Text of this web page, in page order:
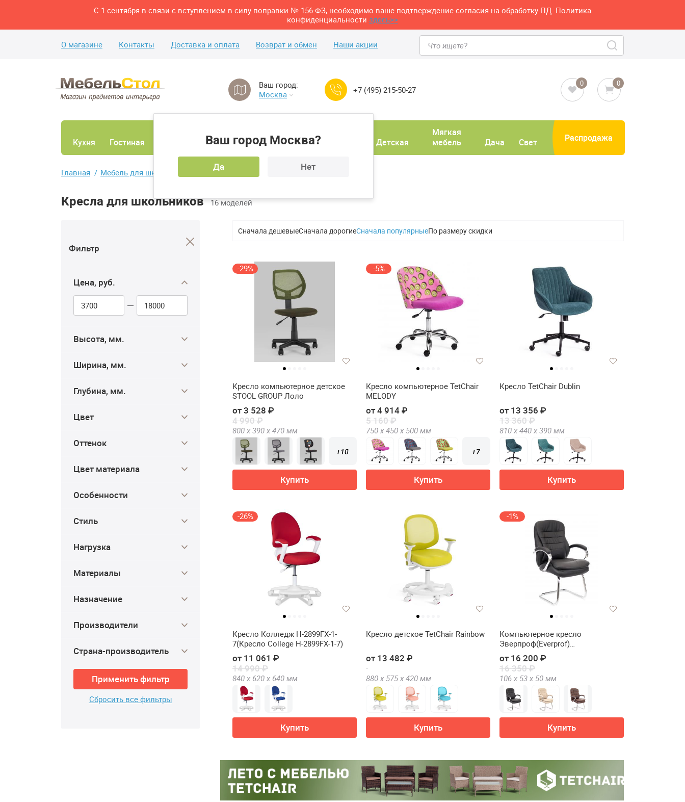
С 1 сентября в связи с вступлением в силу поправки № 156-ФЗ, необходимо ваше подтверждение согласия на обработку ПД. Политика
конфиденциальности здесь>>
О магазине Контакты Доставка и оплата Возврат и обмен Наши акции
Ваш город:
Москва
Ваш город Москва?
Да Нет
+7 (495) 215-50-27
0 0
Кухня Гостиная Спальня
кабинет
Детская
Мягкая
мебель
Дача Свет Распродажа
Главная Мебель для школьника Кресла для школьников
Кресла для школьников 16 моделей
Сначала дешевыеСначала дорогиеСначала популярныеПо размеру скидки
-29%
Кресло компьютерное детское
STOOL GROUP Лоло
от 3 528 ₽
4 990 ₽
800 х 390 х 470 мм
+10
Купить
-5%
Кресло компьютерное TetChair
MELODY
от 4 914 ₽
5 160 ₽
750 х 450 х 500 мм
+7
Купить
Кресло TetChair Dublin
от 13 356 ₽
13 360 ₽
810 х 440 х 390 мм
Купить
-26%
Кресло Колледж H-2899FX-1-
7(Кресло College H-2899FX-1-7)
от 11 061 ₽
14 990 ₽
840 х 620 х 640 мм
Купить
Кресло детское TetChair Rainbow
от 13 482 ₽
880 х 575 х 420 мм
Купить
-1%
Компьютерное кресло
Эверпроф(Everprof)
Валенсия(Valencia) CF
от 16 200 ₽
16 350 ₽
106 х 53 х 50 мм
Купить
Фильтр
Цена, руб.
Высота, мм.
Ширина, мм.
Глубина, мм.
Цвет
Оттенок
Цвет материала
Особенности
Стиль
Нагрузка
Материалы
Назначение
Производители
Страна-производитель
Применить фильтр
Сбросить все фильтры